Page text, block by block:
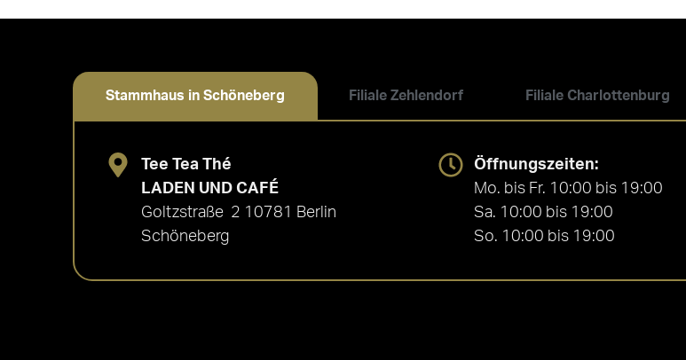
Stammhaus in Schöneberg Filiale Zehlendorf Filiale Charlottenburg
Tee Tea Thé
LADEN UND CAFÉ
Goltzstraße 2 10781 Berlin
Schöneberg
Öffnungszeiten:
Mo. bis Fr. 10:00 bis 19:00
Sa. 10:00 bis 19:00
So. 10:00 bis 19:00